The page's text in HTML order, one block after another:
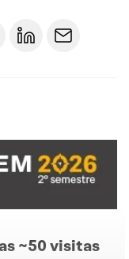
~50 visitas